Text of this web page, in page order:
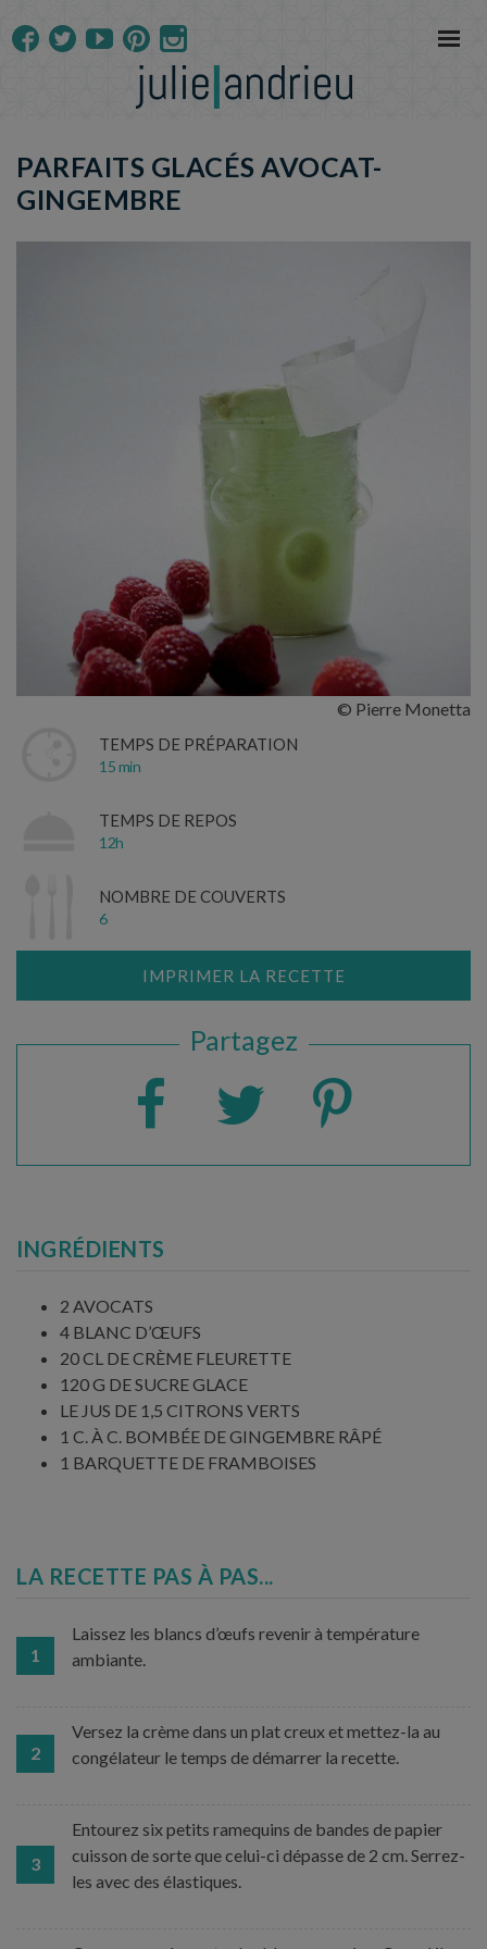
PARFAITS GLACÉS AVOCAT-
GINGEMBRE
© Pierre Monetta
TEMPS DE PRÉPARATION
15 min
TEMPS DE REPOS
12h
NOMBRE DE COUVERTS
6
IMPRIMER LA RECETTE
Partagez
INGRÉDIENTS
2 AVOCATS
4 BLANC D’ŒUFS
20 CL DE CRÈME FLEURETTE
120 G DE SUCRE GLACE
LE JUS DE 1,5 CITRONS VERTS
1 C. À C. BOMBÉE DE GINGEMBRE RÂPÉ
1 BARQUETTE DE FRAMBOISES
LA RECETTE PAS À PAS...
1
Laissez les blancs d’œufs revenir à température
ambiante.
2
Versez la crème dans un plat creux et mettez-la au
congélateur le temps de démarrer la recette.
3
Entourez six petits ramequins de bandes de papier
cuisson de sorte que celui-ci dépasse de 2 cm. Serrez-
les avec des élastiques.